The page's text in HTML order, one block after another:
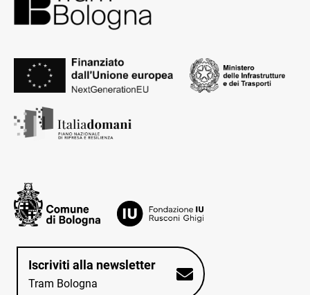
Iscriviti alla newsletter
Tram Bologna